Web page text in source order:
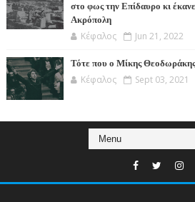
στο φως την Επίδαυρο κι
Ακρόπολη
Κέφαλος Jun 21, 2022
Τότε που ο Μίκης
Κέφαλος Sept 03, 2021